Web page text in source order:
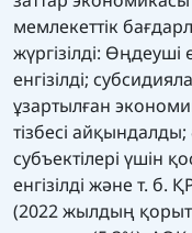
мемлекеттік
жүргізілді:
енгізілді;
ұзартылған
тізбесі айқындалды;
субъектілері үшін
енгізілді және т. б.
(2022 жылдың